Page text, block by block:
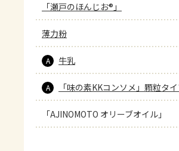
「瀬戸のほんじお®」
薄力粉
A 牛乳
A 「味の素KKコンソメ」顆粒タ
「AJINOMOTO オリーブオイル」